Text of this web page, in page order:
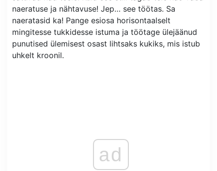
naeratuse ja nähtavuse! Jep… see töötas. Sa
naeratasid ka! Pange esiosa horisontaalselt
mingitesse tukkidesse istuma ja töötage ülejäänud
punutised ülemisest osast lihtsaks kukiks, mis istub
uhkelt kroonil.
ad